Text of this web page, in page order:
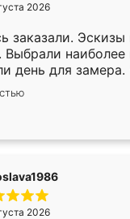
2026
заказали. Эскизы
Выбрали
день для замера.
была уже готова.
Спасибо
работу!
2026